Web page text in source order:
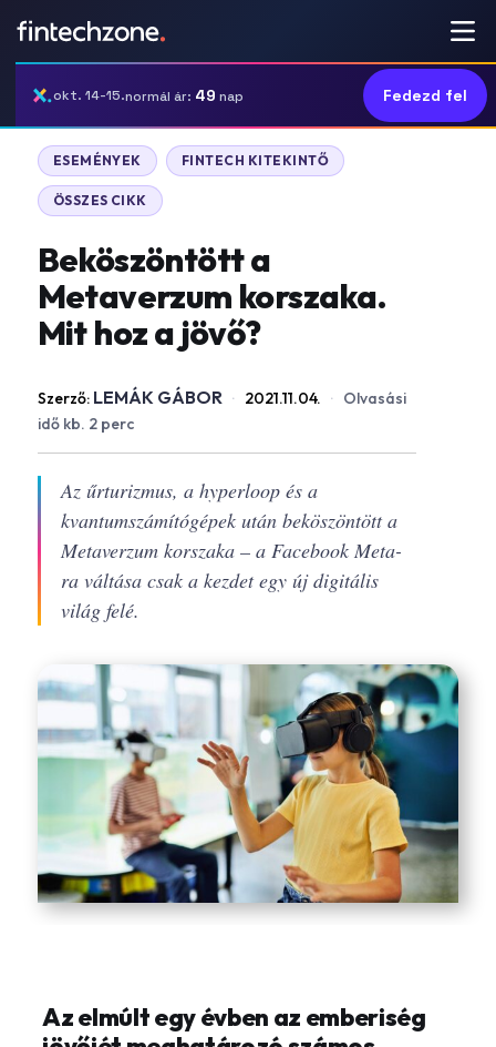
okt. 14-15.normál ár: 49 nap Fedezd fel
ESEMÉNYEK FINTECH KITEKINTŐ
ÖSSZES CIKK
Beköszöntött a
Metaverzum korszaka.
Mit hoz a jövő?
Szerző: LEMÁK GÁBOR · 2021.11.04. · Olvasási
idő kb. 2 perc
Az űrturizmus, a hyperloop és a
kvantumszámítógépek után beköszöntött a
Metaverzum korszaka – a Facebook Meta-
ra váltása csak a kezdet egy új digitális
világ felé.
Az elmúlt egy évben az emberiség